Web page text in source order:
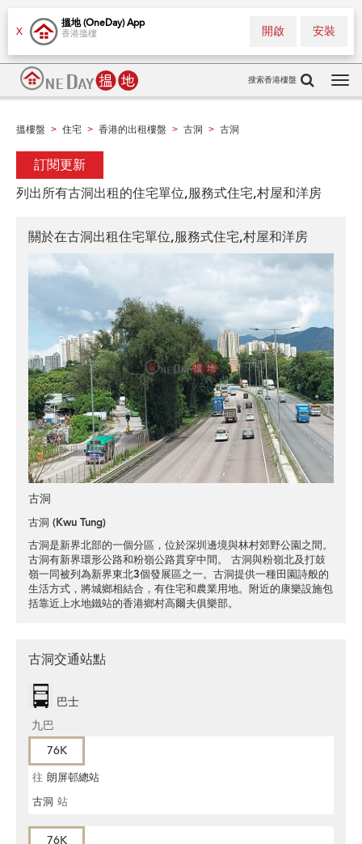
X
搵地 (OneDay) App
香港搵樓 安裝
開啟
搜索香港樓盤
搵樓盤 > 住宅 > 香港的出租樓盤 > 古洞 > 古洞
訂閱更新
列出所有古洞出租的住宅單位,服務式住宅,村屋和洋房
關於在古洞出租住宅單位,服務式住宅,村屋和洋房
古洞
古洞 (Kwu Tung)
古洞是新界北部的一個分區，位於深圳邊境與林村郊野公園之間。
古洞有新界環形公路和粉嶺公路貫穿中間。 古洞與粉嶺北及打鼓
嶺一同被列為新界東北3個發展區之一。古洞提供一種田園詩般的
生活方式，將城鄉相結合，有住宅和農業用地。附近的康樂設施包
括靠近上水地鐵站的香港鄉村高爾夫俱樂部。
古洞交通站點
巴士
九巴
76K
往 朗屏邨總站
古洞 站
76K